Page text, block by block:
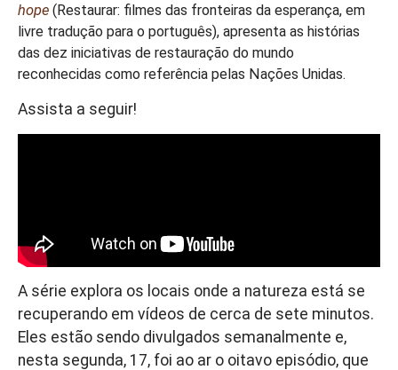
hope (Restaurar: filmes das fronteiras da esperança, em
livre tradução para o português), apresenta as histórias
das dez iniciativas de restauração do mundo
reconhecidas como referência pelas Nações Unidas.
Assista a seguir!
A série explora os locais onde a natureza está se
recuperando em vídeos de cerca de sete minutos.
Eles estão sendo divulgados semanalmente e,
nesta segunda, 17, foi ao ar o oitavo episódio, que